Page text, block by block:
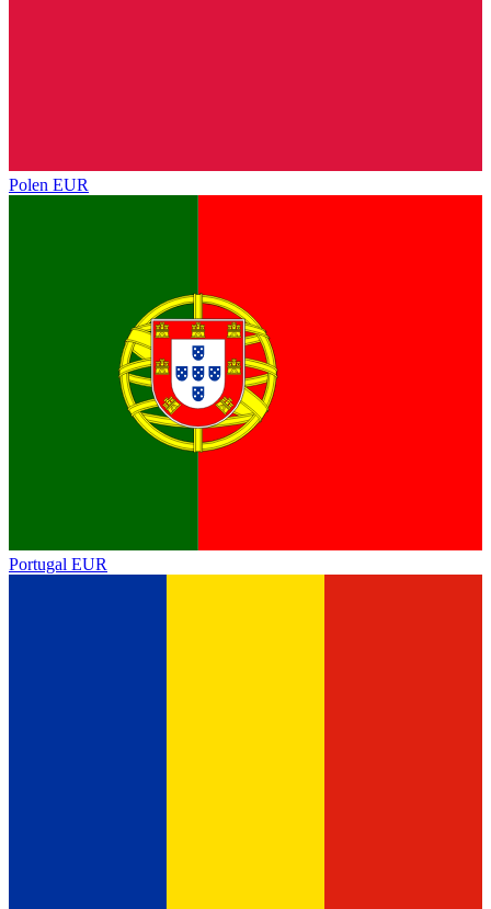
Polen EUR
Portugal EUR